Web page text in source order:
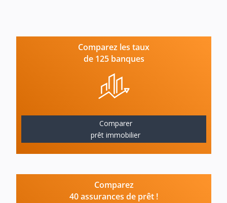
Comparez les taux
de 125 banques
Comparer
prêt immobilier
Comparez
40 assurances de prêt !